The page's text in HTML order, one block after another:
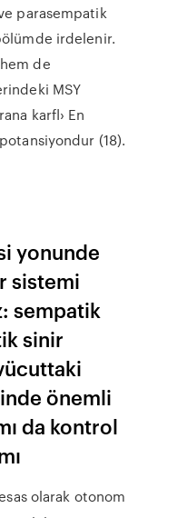
parasempatik
irdelenir.
de
MSY
karﬂ› En
(18).
yonunde
sistemi
sempatik
sinir
önemli
da kontrol
olarak otonom